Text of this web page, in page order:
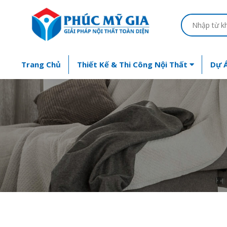
Trang Chủ Thiết Kế & Thi Công Nội Thất Dự